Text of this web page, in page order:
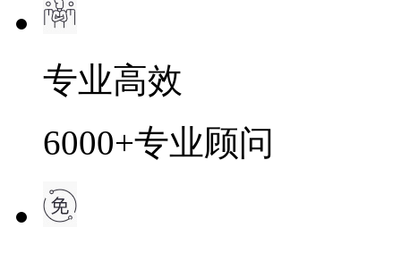
专业高效
6000+专业顾问